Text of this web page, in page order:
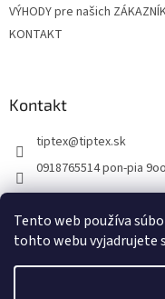
Tento web používa
tohto webu vyjadrujete
VÝHODY pre našich
KONTAKT
Kontakt
tiptex@tiptex.sk
0918765514 pon-pia